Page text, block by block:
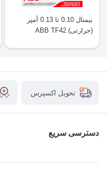
بیمتال 0.10 تا 0.13 آمپر
(حرارتی) ABB TF42
تحویل اکسپرس
دسترسی سریع